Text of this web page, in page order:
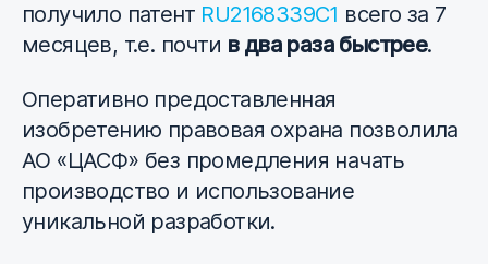
получило патент RU2168339C1 всего за 7
месяцев, т.е. почти в два раза быстрее.
Оперативно предоставленная
изобретению правовая охрана позволила
АО «ЦАСФ» без промедления начать
производство и использование
уникальной разработки.